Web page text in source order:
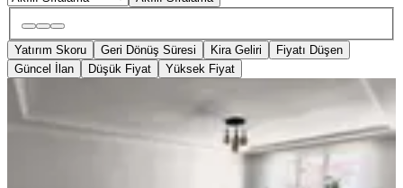
Yatırım Skoru Geri Dönüş Süresi Kira Geliri
Fiyatı Düşen
Güncel İlan
Düşük Fiyat Yüksek Fiyat
EŞYALI
Sahibinden Masrafsız Daire
Ankara, Keçiören
12.06.2026